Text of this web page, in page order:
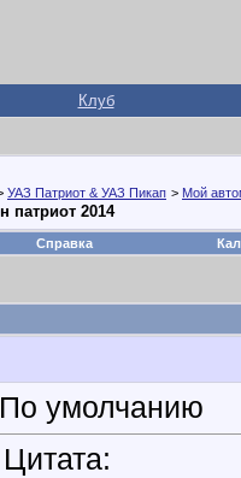
Клуб
УАЗ Патриот & УАЗ Пикап > Мой
патриот 2014
Справка
Цитата: